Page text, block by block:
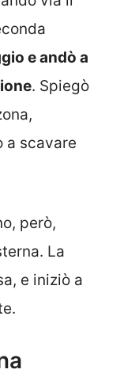
e andò a
. Spiegò
a scavare
però,
La
e iniziò a